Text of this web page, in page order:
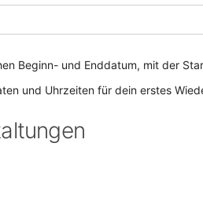
Beginn- und Enddatum, mit der
und Uhrzeiten für dein erstes